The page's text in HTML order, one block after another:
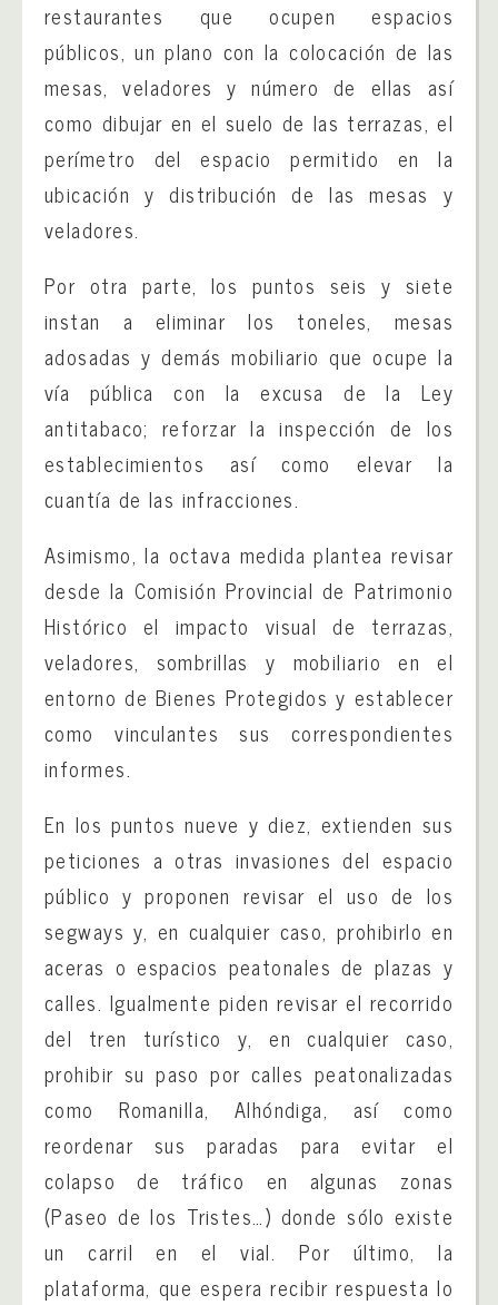
restaurantes que ocupen espacios
públicos, un plano con la colocación de las
mesas, veladores y número de ellas así
como dibujar en el suelo de las terrazas, el
perímetro del espacio permitido en la
ubicación y distribución de las mesas y
veladores.
Por otra parte, los puntos seis y siete
instan a eliminar los toneles, mesas
adosadas y demás mobiliario que ocupe la
vía pública con la excusa de la Ley
antitabaco; reforzar la inspección de los
establecimientos así como elevar la
cuantía de las infracciones.
Asimismo, la octava medida plantea revisar
desde la Comisión Provincial de Patrimonio
Histórico el impacto visual de terrazas,
veladores, sombrillas y mobiliario en el
entorno de Bienes Protegidos y establecer
como vinculantes sus correspondientes
informes.
En los puntos nueve y diez, extienden sus
peticiones a otras invasiones del espacio
público y proponen revisar el uso de los
segways y, en cualquier caso, prohibirlo en
aceras o espacios peatonales de plazas y
calles. Igualmente piden revisar el recorrido
del tren turístico y, en cualquier caso,
prohibir su paso por calles peatonalizadas
como Romanilla, Alhóndiga, así como
reordenar sus paradas para evitar el
colapso de tráfico en algunas zonas
(Paseo de los Tristes…) donde sólo existe
un carril en el vial. Por último, la
plataforma, que espera recibir respuesta lo